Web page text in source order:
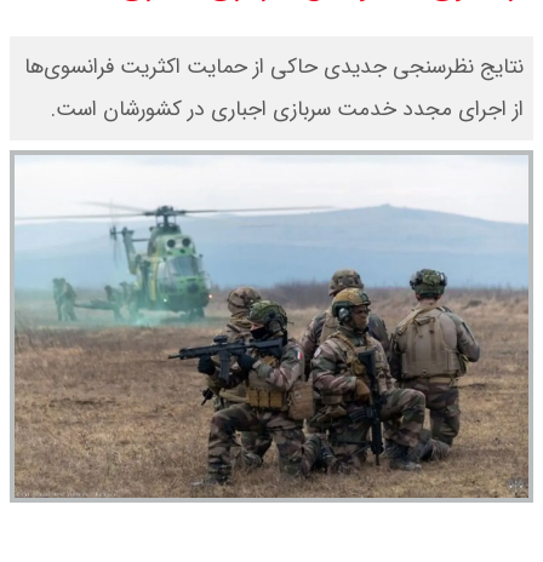
۱۴۰۵ / شاخص افزایشی شد + تحلیل
قیمت سکه امامی امروز شنبه ۱۷ مرداد
۱۴۰۵ اعلام شد/ صعود قیمت سکه
نفت صعودی شد + جدول
نتایج نظرسنجی جدیدی حاکی از حمایت اکثریت فرانسوی‌ها
از اجرای مجدد خدمت سربازی اجباری در کشورشان است.